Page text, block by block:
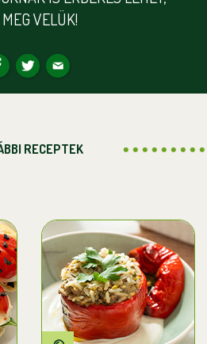
VELÜK!
RECEPTEK